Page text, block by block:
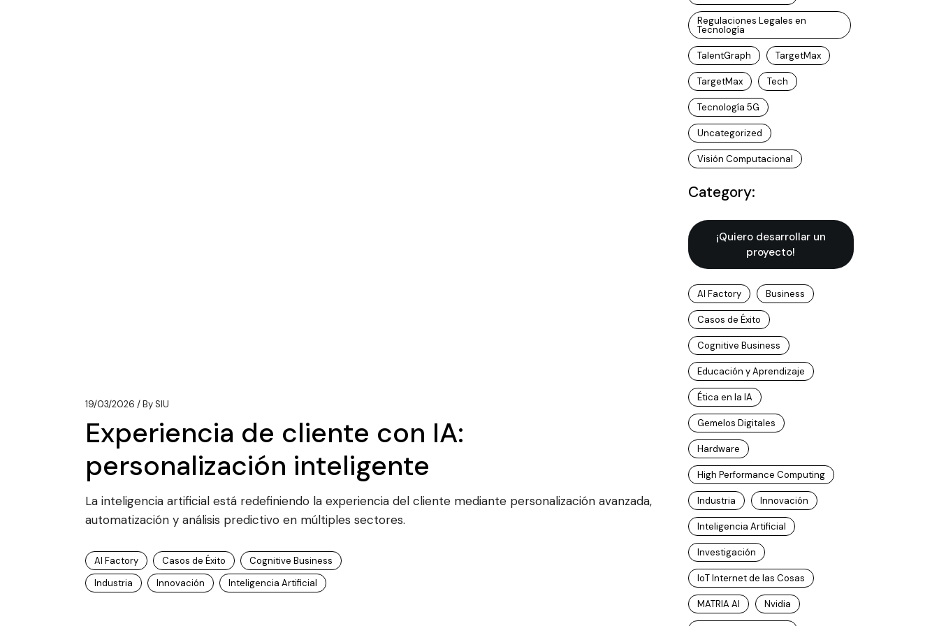
19/03/2026 BySIU
Experiencia de cliente con IA:
personalización inteligente
La inteligencia artificial está redefiniendo la experiencia del cliente mediante personalización avanzada,
automatización y análisis predictivo en múltiples sectores.
AI Factory Casos de Éxito
Cognitive Business
Industria
Innovación Inteligencia Artificial
Regulaciones Legales en
Tecnología
TalentGraph TargetMax
TargetMax Tech
Tecnología 5G
Uncategorized
Visión Computacional
Category:
¡Quiero desarrollar un
proyecto!
AI Factory Business
Casos de Éxito
Cognitive Business
Educación y Aprendizaje
Ética en la IA
Gemelos Digitales
Hardware
High Performance Computing
Industria Innovación
Inteligencia Artificial
Investigación
IoT Internet de las Cosas
MATRIA AI Nvidia